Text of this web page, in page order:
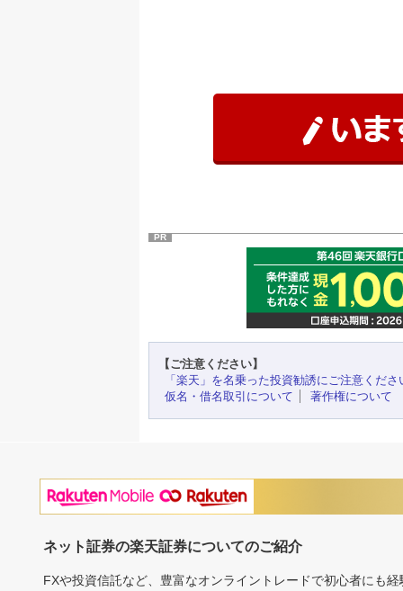
PR
【ご注意ください】
「楽天」を名乗った投資勧誘にご注意くださ
仮名・借名取引について
著作権について
ネット証券の楽天証券についてのご紹介
FXや投資信託など、豊富なオンライントレードで初心者にも